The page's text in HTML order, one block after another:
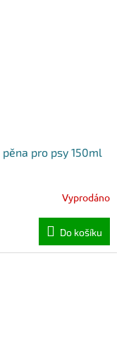
pro psy 150ml
Vyprodáno
Do košíku